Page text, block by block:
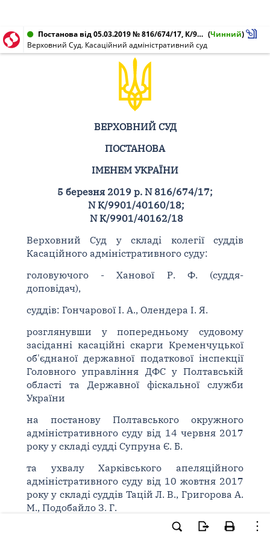
Постанова від 05.03.2019 № 816/674/17, К/9901/40160/18, К/9901/40162/18 (Чинний)
Верховний Суд. Касаційний адміністративний суд
ВЕРХОВНИЙ СУД
ПОСТАНОВА
ІМЕНЕМ УКРАЇНИ
5 березня 2019 р. N 816/674/17;
N К/9901/40160/18;
N К/9901/40162/18
Верховний Суд у складі колегії суддів
Касаційного адміністративного суду:
головуючого - Ханової Р. Ф. (суддя-
доповідач),
суддів: Гончарової І. А., Олендера І. Я.
розглянувши у попередньому судовому
засіданні касаційні скарги Кременчуцької
об'єднаної державної податкової інспекції
Головного управління ДФС у Полтавській
області та Державної фіскальної служби
України
на постанову Полтавського окружного
адміністративного суду від 14 червня 2017
року у складі судді Супруна Є. Б.
та ухвалу Харківського апеляційного
адміністративного суду від 10 жовтня 2017
року у складі суддів Тацій Л. В., Григорова А.
М., Подобайло З. Г.